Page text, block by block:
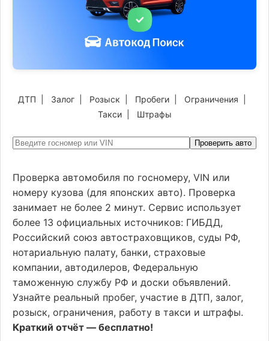
ДТП Залог Розыск Пробеги Ограничения
Такси| Штрафы
Проверить авто
Проверка автомобиля по госномеру, VIN или
номеру кузова (для японских авто). Проверка
занимает не более 2 минут. Сервис использует
более 13 официальных источников: ГИБДД,
Российский союз автостраховщиков, суды РФ,
нотариальную палату, банки, страховые
компании, автодилеров, Федеральную
таможенную службу РФ и доски объявлений.
Узнайте реальный пробег, участие в ДТП, залог,
розыск, ограничения, работу в такси и штрафы.
Краткий отчёт — бесплатно!